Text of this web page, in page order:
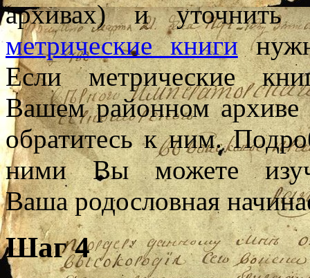
архивах) и уточнить
метрические книги
Если метрические
Вашем районном архиве
обратитесь к ним.
ними Вы можете
Ваша родословная
Шаг 4